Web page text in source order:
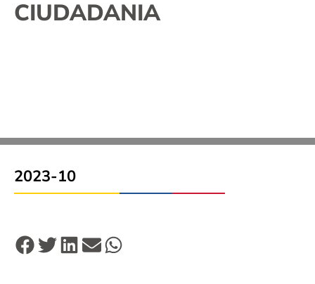
CIUDADANIA
2023-10